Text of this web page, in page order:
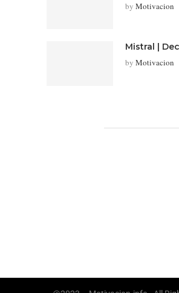
by Motivacion
Mistral |
by Motivacion